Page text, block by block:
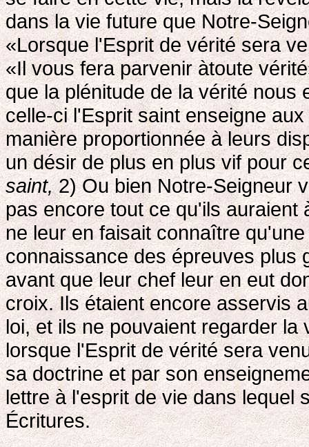
dans la vie future que Notre-
«Lorsque l'Esprit de vérité sera
«Il vous fera parvenir àtoute
que la plénitude de la vérité
celle-ci l'Esprit saint enseigne
manière proportionnée à leurs
un désir de plus en plus vif pour
saint,2) Ou bien Notre-Seigneur
pas encore tout ce qu'ils auraient
ne leur en faisait connaître
connaissance des épreuves plus
avant que leur chef leur en eut
croix. Ils étaient encore asservis
loi, et ils ne pouvaient regarder
lorsque l'Esprit de vérité sera
sa doctrine et par son
lettre à l'esprit de vie dans lequel
Écritures.